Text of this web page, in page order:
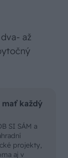
až
každý
SI SÁM a
projekty,
aj v